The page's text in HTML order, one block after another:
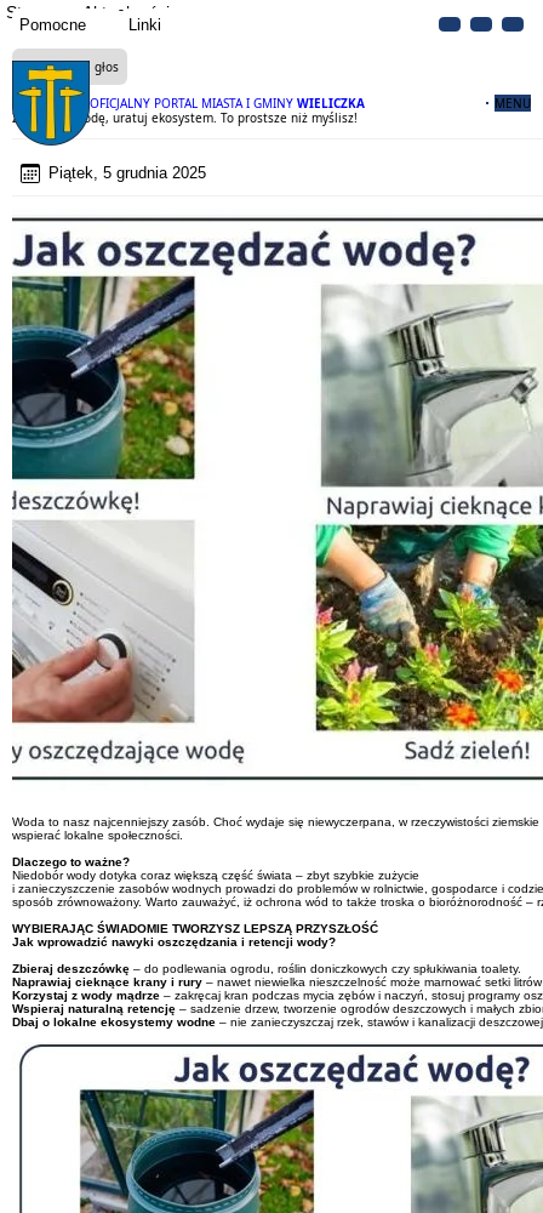
Pomocne Linki
OFICJALNY PORTAL MIASTA I GMINY WIELICZKA MENU
Strona Aktualności
Czytaj na głos
Zatrzymaj wodę, uratuj ekosystem. To prostsze niż myślisz!
Piątek, 5 grudnia 2025
Woda to nasz najcenniejszy zasób. Choć wydaje się niewyczerpana, w rzeczywistości
wspierać lokalne społeczności.
Dlaczego to ważne?
Niedobór wody dotyka coraz większą część świata – zbyt szybkie zużycie
i zanieczyszczenie zasobów wodnych prowadzi do problemów w rolnictwie, gospodarce i
sposób zrównoważony. Warto zauważyć, iż ochrona wód to także troska o bioróżnorodność –
WYBIERAJĄC ŚWIADOMIE TWORZYSZ LEPSZĄ PRZYSZŁOŚĆ
Jak wprowadzić nawyki oszczędzania i retencji wody?
Zbieraj deszczówkę – do podlewania ogrodu, roślin doniczkowych czy spłukiwania toalety.
Naprawiaj cieknące krany i rury – nawet niewielka nieszczelność może marnować setki
Korzystaj z wody mądrze – zakręcaj kran podczas mycia zębów i naczyń, stosuj programy
Wspieraj naturalną retencję – sadzenie drzew, tworzenie ogrodów deszczowych i małych
Dbaj o lokalne ekosystemy wodne – nie zanieczyszczaj rzek, stawów i kanalizacji